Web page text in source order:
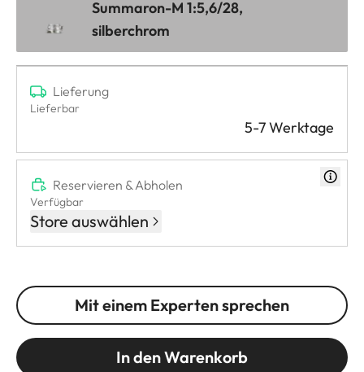
Summaron-M 1:5,6/28,
silberchrom
Lieferung
Lieferbar
5-7 Werktage
Reservieren & Abholen
Verfügbar
Store auswählen
Mit einem Experten sprechen
In den Warenkorb